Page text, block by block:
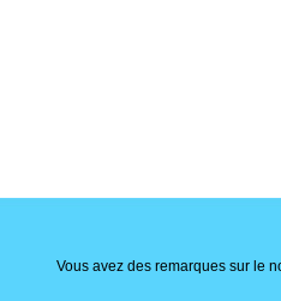
Vous avez des remarques sur le